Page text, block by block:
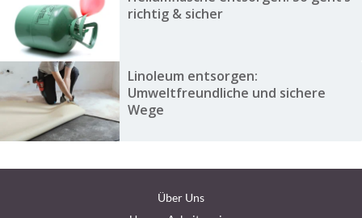
richtig & sicher
Linoleum entsorgen:
Umweltfreundliche und sichere
Wege
Über Uns